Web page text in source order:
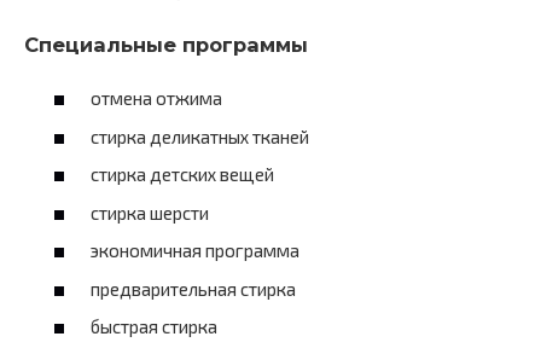
Специальные программы
отмена отжима
стирка деликатных тканей
стирка детских вещей
стирка шерсти
экономичная программа
предварительная стирка
быстрая стирка